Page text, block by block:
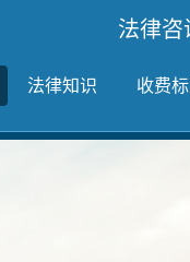
法律咨
法律知识 收费